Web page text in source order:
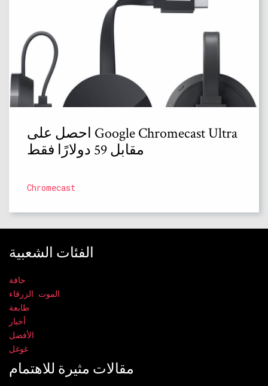
احصل على Google Chromecast Ultra
مقابل 59 دولارًا فقط
Chromecast
الفئات الشعبية
حافة
الموت الزرقاء
طابعة
أخبار
الأفضل
غوغل
مقالات مثيرة للاهتمام